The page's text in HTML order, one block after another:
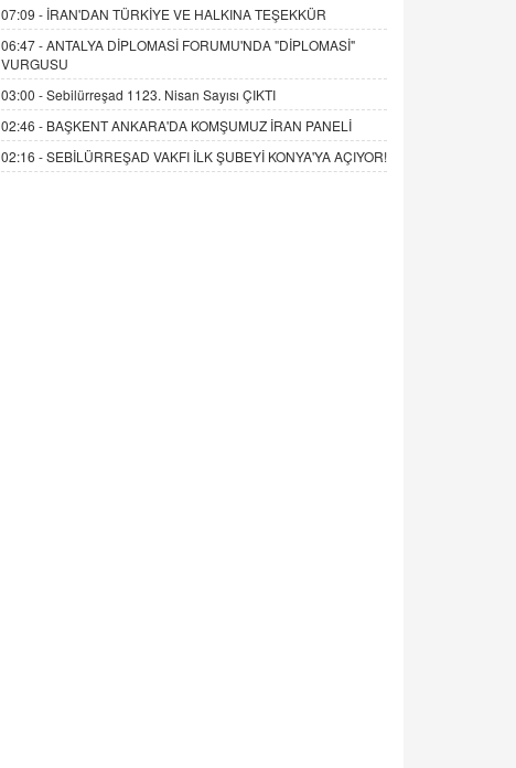
07:09 - İRAN'DAN TÜRKİYE VE HALKINA TEŞEKKÜR
06:47 -ANTALYA DİPLOMASİ FORUMU'NDA "DİPLOMASİ"
VURGUSU
03:00 -Sebilürreşad 1123. Nisan Sayısı ÇIKTI
02:46 - BAŞKENT ANKARA'DA KOMŞUMUZ İRAN PANELİ
02:16 -SEBİLÜRREŞAD VAKFI İLK ŞUBEYİ KONYA'YA AÇIYOR!